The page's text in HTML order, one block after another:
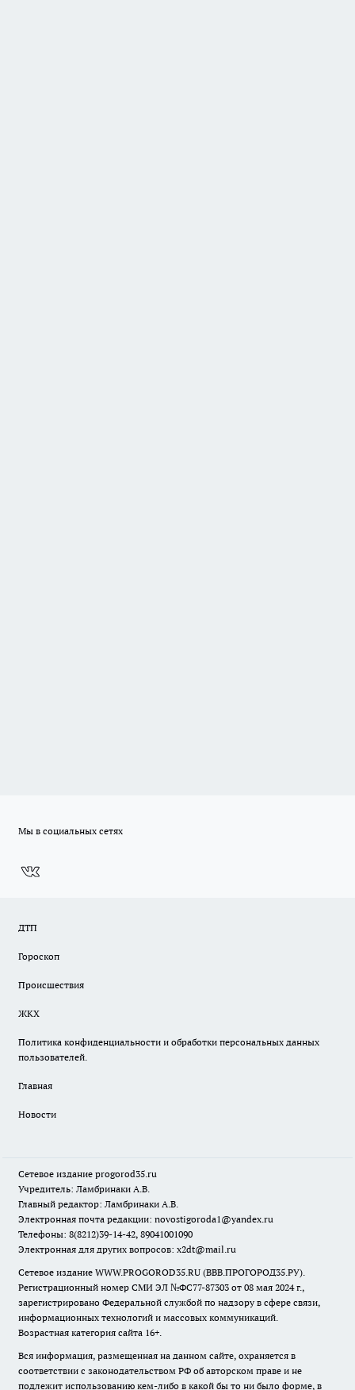
Мы в социальных сетях
ДТП
Гороскоп
Происшествия
ЖКХ
Политика конфиденциальности и обработки персональных данных
пользователей.
Главная
Новости
Сетевое издание progorod35.ru
Учредитель: Ламбринаки А.В.
Главный редактор: Ламбринаки А.В.
Электронная почта редакции: novostigoroda1@yandex.ru
Телефоны: 8(8212)39-14-42, 89041001090
Электронная для других вопросов: x2dt@mail.ru
Сетевое издание WWW.PROGOROD35.RU (ВВВ.ПРОГОРОД35.РУ).
Регистрационный номер СМИ ЭЛ №ФС77-87303 от 08 мая 2024 г.,
зарегистрировано Федеральной службой по надзору в сфере связи,
информационных технологий и массовых коммуникаций.
Возрастная категория сайта 16+.
Вся информация, размещенная на данном сайте, охраняется в
соответствии с законодательством РФ об авторском праве и не
подлежит использованию кем-либо в какой бы то ни было форме, в